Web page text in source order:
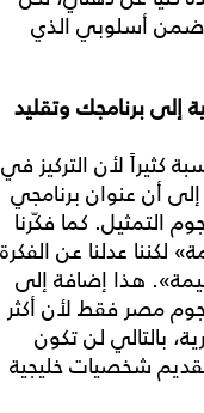
ضمن أسلوبي الذي
برنامجك وتقليد
كثيراً لأن التركيز في
أن عنوان برنامجي
التمثيل. كما فكّرنا
لكننا عدلنا عن الفكرة
هذا إضافة إلى
مصر فقط لأن أكثر
بالتالي لن تكون
شخصيات خليجية